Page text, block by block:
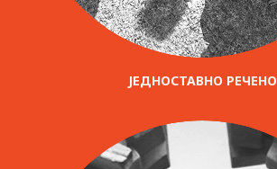
ЈЕДНОСТАВНО РЕЧЕНО